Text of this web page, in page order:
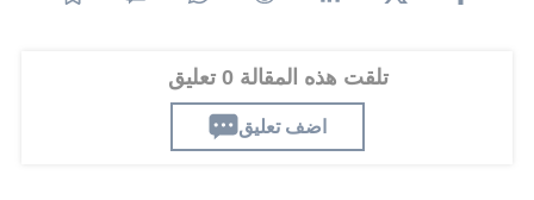
تلقت هذه المقالة 0 تعليق
اضف تعليق